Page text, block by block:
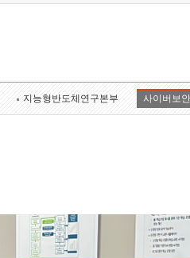
지능형반도체연구본부 사이버보